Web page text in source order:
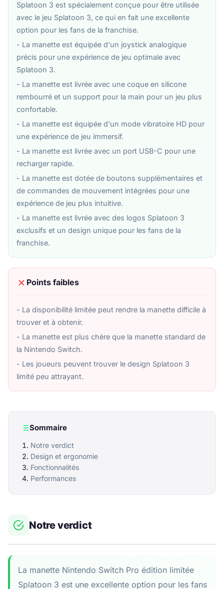
Splatoon 3 est spécialement conçue pour être utilisée
avec le jeu Splatoon 3, ce qui en fait une excellente
option pour les fans de la franchise.
- La manette est équipée d'un joystick analogique
précis pour une expérience de jeu optimale avec
Splatoon 3.
- La manette est livrée avec une coque en silicone
rembourré et un support pour la main pour un jeu plus
confortable.
- La manette est équipée d'un mode vibratoire HD pour
une expérience de jeu immersif.
- La manette est livrée avec un port USB-C pour une
recharger rapide.
- La manette est dotée de boutons supplémentaires et
de commandes de mouvement intégrées pour une
expérience de jeu plus intuitive.
- La manette est livrée avec des logos Splatoon 3
exclusifs et un design unique pour les fans de la
franchise.
Points faibles
- La disponibilité limitée peut rendre la manette difficile à
trouver et à obtenir.
- La manette est plus chère que la manette standard de
la Nintendo Switch.
- Les joueurs peuvent trouver le design Splatoon 3
limité peu attrayant.
Sommaire
Notre verdict
Design et ergonomie
Fonctionnalités
Performances
Notre verdict
La manette Nintendo Switch Pro édition limitée
Splatoon 3 est une excellente option pour les fans